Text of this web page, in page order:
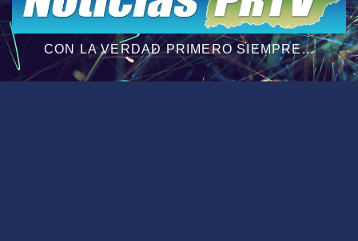
CON LA VERDAD PRIMERO SIEMPRE...